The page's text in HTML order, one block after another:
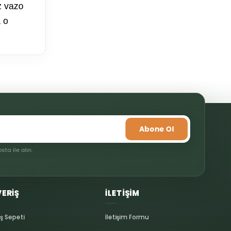
vazo
o
Abone Ol
ile alın.
Sepeti
İLETİŞİM
İletişim Formu